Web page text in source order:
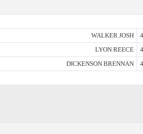
WALKER JOSH
LYON REECE
DICKENSON BRENNAN